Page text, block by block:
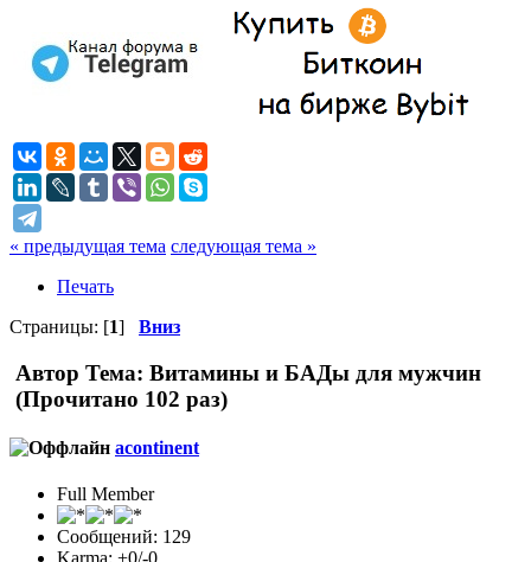
« предыдущая тема следующая тема »
Печать
Страницы: [1] Вниз
Автор Тема: Витамины и БАДы для мужчин
(Прочитано 102 раз)
acontinent
Full Member
Сообщений: 129